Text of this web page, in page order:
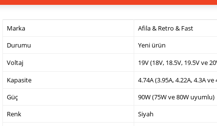
Marka
Afila & Retro & Fast
Durumu
Yeni ürün
Voltaj
19V (18V, 18.5V, 19.5V ve
Kapasite
4.74A (3.95A, 4.22A, 4.3A
Güç
90W (75W ve 80W uyumlu)
Renk
Siyah